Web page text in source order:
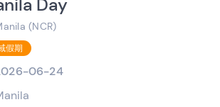
Day
(NCR)
假期
06-24